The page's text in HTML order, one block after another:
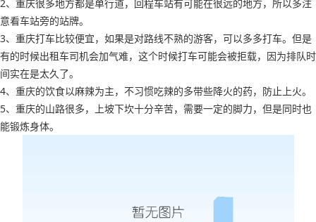
2、重庆很多地方都是单行道，回程车站有可能在很远的地方，所以多注
意看车站旁的站牌。
3、重庆打车比较便宜，如果是对路线不熟的游客，可以多多打车。但是
有的时候出租车司机会加气难，这个时候打车可能会被拒载，因为排队时
间实在是太久了。
4、重庆的饮食以麻辣为主，不习惯吃辣的多带些降火的药，防止上火。
5、重庆的山路很多，上坡下坎十分辛苦，需要一定的脚力，但是同时也
能锻炼身体。